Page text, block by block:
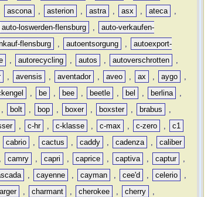
ascona , asterion , astra , asx , ateca
,
auto-loswerden-flensburg ,
auto-verkaufen-
flensburg , autoentsorgung ,
autoexport-
, autorecycling , autos , autoverschrotten
,
, avensis , aventador , aveo , ax , aygo
,
, be , bee , beetle , bel , berlina
,
, bolt , bop , boxer , boxster , brabus
,
, c-hr , c-klasse , c-max , c-zero ,
c1
cabrio , cactus , caddy , cadenza ,
caliber
, camry , capri , caprice , captiva , captur
,
, cayenne , cayman , cee'd , celerio
,
, charmant , cherokee , cherry
,